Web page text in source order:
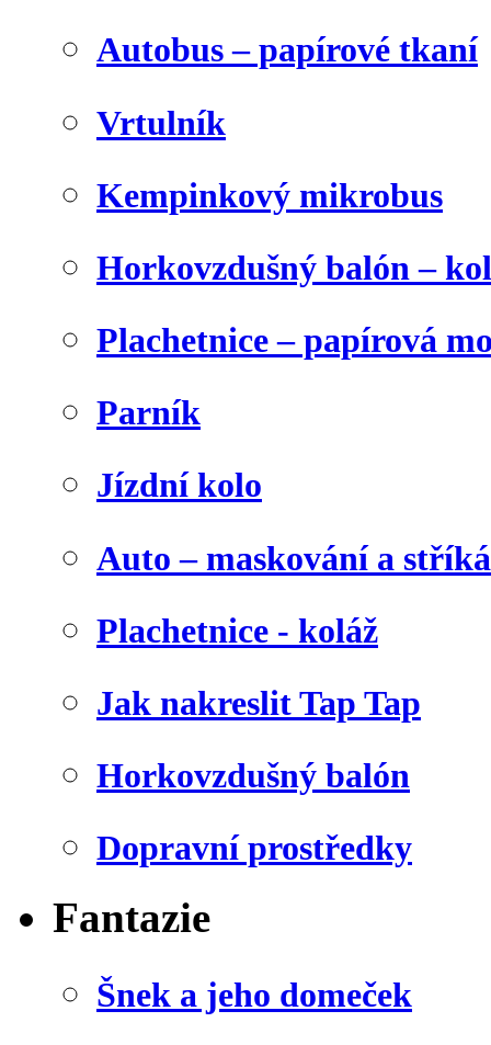
Autobus – papírové tkaní
Vrtulník
Kempinkový mikrobus
Horkovzdušný balón –
Plachetnice – papírová
Parník
Jízdní kolo
Auto – maskování a
Plachetnice - koláž
Jak nakreslit Tap Tap
Horkovzdušný balón
Dopravní prostředky
Fantazie
Šnek a jeho domeček